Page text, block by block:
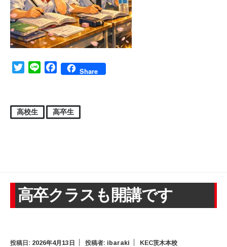
TwitterLine FacebookShare
高校生 高卒生
高卒クラスも開講です
投稿日: 2026年4月13日 投稿者: ibaraki KEC茨木本校